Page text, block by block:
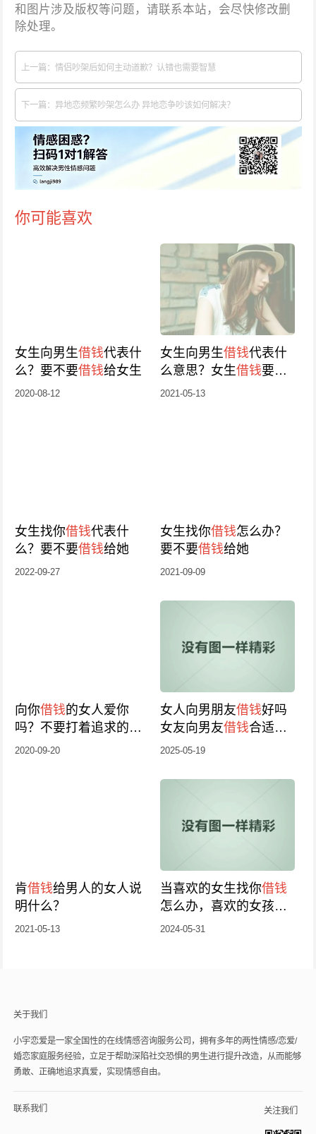
和图片涉及版权等问题，请联系本站，会尽快修改删
除处理。
上一篇：情侣吵架后如何主动道歉？认错也需要智慧
下一篇：异地恋频繁吵架怎么办 异地恋争吵该如何解决？
你可能喜欢
女生向男生借钱代表什
么？要不要借钱给女生
2020-08-12
女生向男生借钱代表什
么意思？女生借钱要借
吗
2021-05-13
女生找你借钱代表什
么？要不要借钱给她
2022-09-27
女生找你借钱怎么办？
要不要借钱给她
2021-09-09
向你借钱的女人爱你
吗？不要打着追求的幌
子借钱
2020-09-20
女人向男朋友借钱好吗
女友向男友借钱合适
吗？
2025-05-19
肯借钱给男人的女人说
明什么？
2021-05-13
当喜欢的女生找你借钱
怎么办，喜欢的女孩找
你借钱说明什么
2024-05-31
关于我们
小宇恋爱是一家全国性的在线情感咨询服务公司，拥有多年的两性情感/恋爱/
婚恋家庭服务经验，立足于帮助深陷社交恐惧的男生进行提升改造，从而能够
勇敢、正确地追求真爱，实现情感自由。
联系我们 关注我们